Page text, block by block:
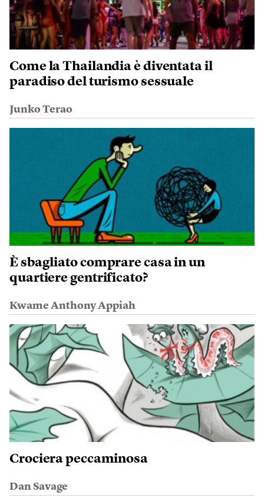
Come la Thailandia è diventata il
paradiso del turismo sessuale
Junko Terao
È sbagliato comprare casa in un
quartiere gentrificato?
Kwame Anthony Appiah
Crociera peccaminosa
Dan Savage